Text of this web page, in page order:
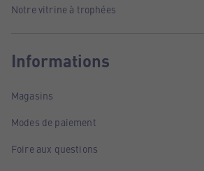
Notre vitrine à trophées
Informations
Magasins
Modes de paiement
Foire aux questions